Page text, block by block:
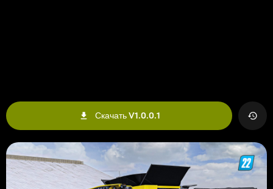
Скачать V1.0.0.1